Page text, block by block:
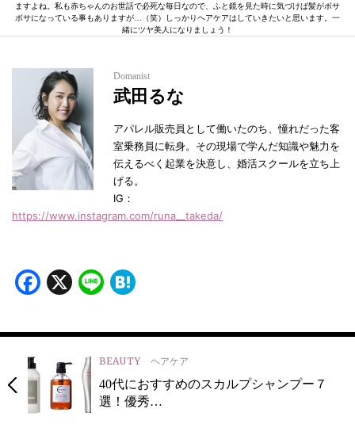
ますよね。私も赤ちゃんのお世話で必死な毎日なので、ふと鏡を見た時に気づけば髪がボサ
ボサになっている事もありますが…（笑）しっかりヘアケアはしていきたいと思います。一
緒にツヤ美人になりましょう！
Domanist
武田るな
アパレル販売員として働いたのち、憧れだった客
室乗務員に転身。その現場で学んだ知識や魅力を
伝えるべく起業を決意し、婚活スクールを立ち上
げる。
IG：
https://www.instagram.com/runa__takeda/
Facebook
X Line
BEAUTY ヘアケア
40代におすすめのスカルプシャンプー７
選！優秀…